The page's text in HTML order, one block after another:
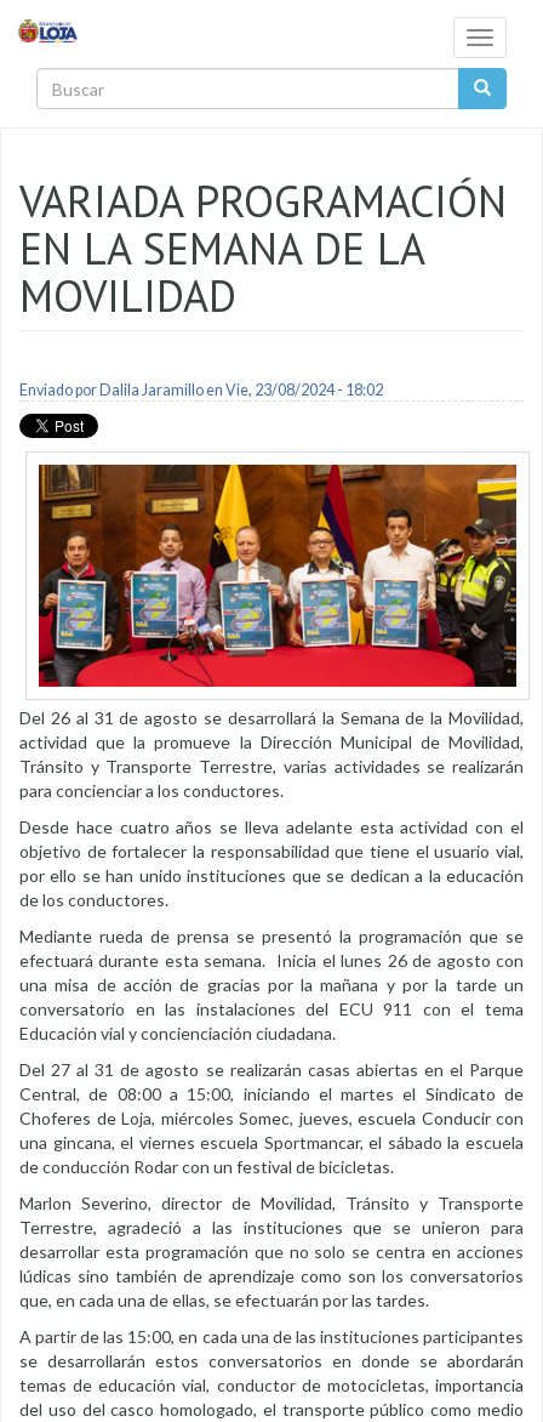
Toggle
VARIADA PROGRAMACIÓN
EN LA SEMANA DE LA
MOVILIDAD
Enviado por Dalila Jaramilloen Vie, 23/08/2024 - 18:02
Del 26 al 31 de agosto se desarrollará la Semana de la Movilidad,
actividad que la promueve la Dirección Municipal de Movilidad,
Tránsito y Transporte Terrestre, varias actividades se realizarán
para concienciar a los conductores.
Desde hace cuatro años se lleva adelante esta actividad con el
objetivo de fortalecer la responsabilidad que tiene el usuario vial,
por ello se han unido instituciones que se dedican a la educación
de los conductores.
Mediante rueda de prensa se presentó la programación que se
efectuará durante esta semana. Inicia el lunes 26 de agosto con
una misa de acción de gracias por la mañana y por la tarde un
conversatorio en las instalaciones del ECU 911 con el tema
Educación vial y concienciación ciudadana.
Del 27 al 31 de agosto se realizarán casas abiertas en el Parque
Central, de 08:00 a 15:00, iniciando el martes el Sindicato de
Choferes de Loja, miércoles Somec, jueves, escuela Conducir con
una gincana, el viernes escuela Sportmancar, el sábado la escuela
de conducción Rodar con un festival de bicicletas.
Marlon Severino, director de Movilidad, Tránsito y Transporte
Terrestre, agradeció a las instituciones que se unieron para
desarrollar esta programación que no solo se centra en acciones
lúdicas sino también de aprendizaje como son los conversatorios
que, en cada una de ellas, se efectuarán por las tardes.
A partir de las 15:00, en cada una de las instituciones participantes
se desarrollarán estos conversatorios en donde se abordarán
temas de educación vial, conductor de motocicletas, importancia
del uso del casco homologado, el transporte público como medio